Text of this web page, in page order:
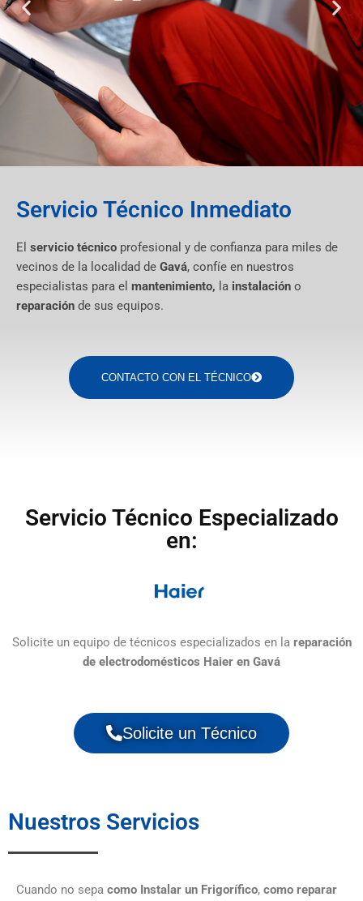
Servicio Técnico Inmediato
El servicio técnico profesional y de confianza para miles de
vecinos de la localidad de Gavá, confíe en nuestros
especialistas para el mantenimiento, la instalación o
reparación de sus equipos.
CONTACTO CON EL TÉCNICO
Servicio Técnico Especializado
en:
Solicite un equipo de técnicos especializados en la reparación
de electrodomésticos Haier en Gavá
Solicite un Técnico
Nuestros Servicios
Cuando no sepa como Instalar un Frigorífico, como reparar